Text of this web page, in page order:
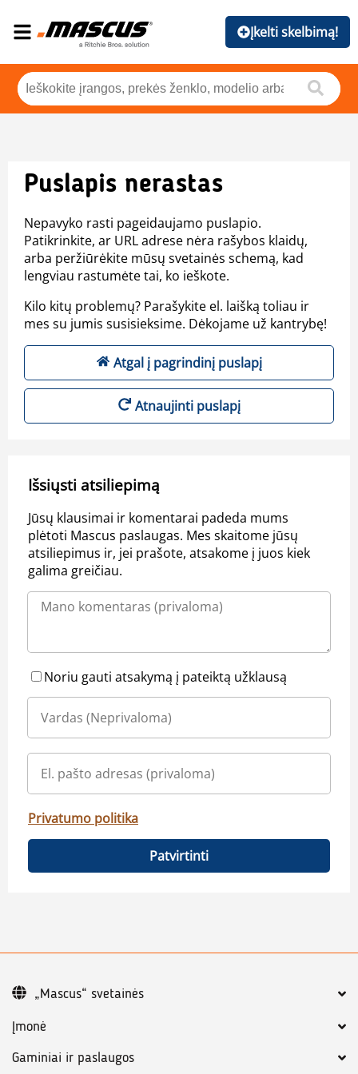
Įkelti skelbimą!
Puslapis nerastas
Nepavyko rasti pageidaujamo puslapio.
Patikrinkite, ar URL adrese nėra rašybos klaidų,
arba peržiūrėkite mūsų svetainės schemą, kad
lengviau rastumėte tai, ko ieškote.
Kilo kitų problemų? Parašykite el. laišką toliau ir
mes su jumis susisieksime. Dėkojame už kantrybę!
Atgal į pagrindinį puslapį
Atnaujinti puslapį
Išsiųsti atsiliepimą
Jūsų klausimai ir komentarai padeda mums
plėtoti Mascus paslaugas. Mes skaitome jūsų
atsiliepimus ir, jei prašote, atsakome į juos kiek
galima greičiau.
Noriu gauti atsakymą į pateiktą užklausą
Privatumo politika
Patvirtinti
Įmonė
Gaminiai ir paslaugos
„Mascus“ svetainės